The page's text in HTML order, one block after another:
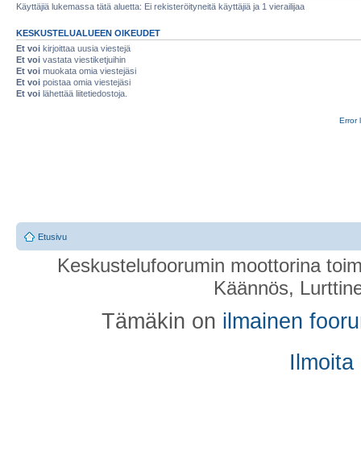
Käyttäjiä lukemassa tätä aluetta: Ei rekisteröityneitä käyttäjiä ja 1 vierailijaa
KESKUSTELUALUEEN OIKEUDET
Et voi kirjoittaa uusia viestejä
Et voi vastata viestiketjuihin
Et voi muokata omia viestejäsi
Et voi poistaa omia viestejäsi
Et voi lähettää liitetiedostoja.
Error
Etusivu
Keskustelufoorumin moottorina
Käännös,
Tämäkin on ilmainen